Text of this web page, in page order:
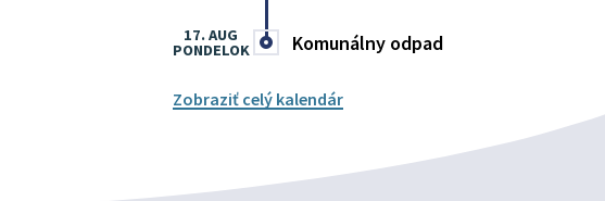
Komunálny odpad
17. AUG
PONDELOK
Zobraziť celý kalendár